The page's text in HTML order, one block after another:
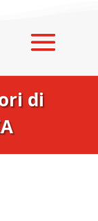
di